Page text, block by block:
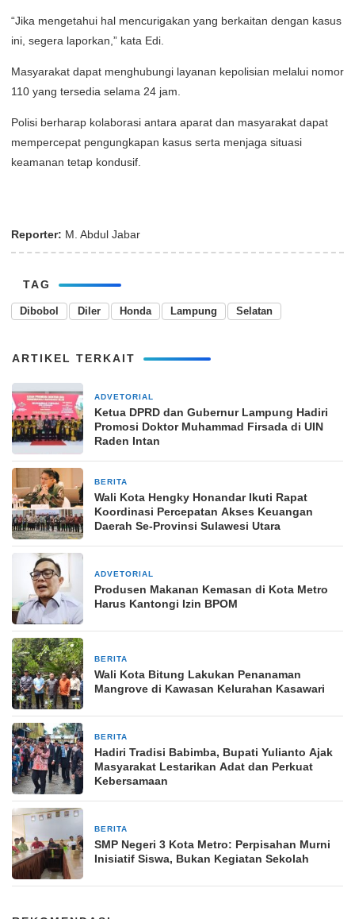
“Jika mengetahui hal mencurigakan yang berkaitan dengan kasus
ini, segera laporkan,” kata Edi.
Masyarakat dapat menghubungi layanan kepolisian melalui nomor
110 yang tersedia selama 24 jam.
Polisi berharap kolaborasi antara aparat dan masyarakat dapat
mempercepat pengungkapan kasus serta menjaga situasi
keamanan tetap kondusif.
Reporter: M. Abdul Jabar
TAG
Dibobol Diler Honda Lampung Selatan
ARTIKEL TERKAIT
ADVETORIAL
Ketua DPRD dan Gubernur Lampung Hadiri
Promosi Doktor Muhammad Firsada di UIN
Raden Intan
BERITA
Wali Kota Hengky Honandar Ikuti Rapat
Koordinasi Percepatan Akses Keuangan
Daerah Se-Provinsi Sulawesi Utara
ADVETORIAL
Produsen Makanan Kemasan di Kota Metro
Harus Kantongi Izin BPOM
BERITA
Wali Kota Bitung Lakukan Penanaman
Mangrove di Kawasan Kelurahan Kasawari
BERITA
Hadiri Tradisi Babimba, Bupati Yulianto Ajak
Masyarakat Lestarikan Adat dan Perkuat
Kebersamaan
BERITA
SMP Negeri 3 Kota Metro: Perpisahan Murni
Inisiatif Siswa, Bukan Kegiatan Sekolah